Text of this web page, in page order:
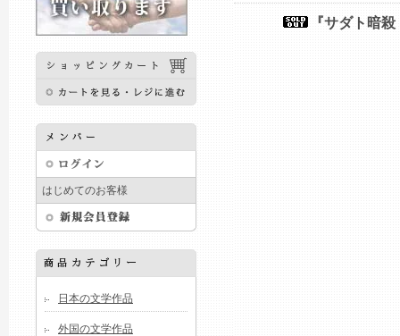
はじめてのお客様
日本の文学作品
外国の文学作品
『サダト暗